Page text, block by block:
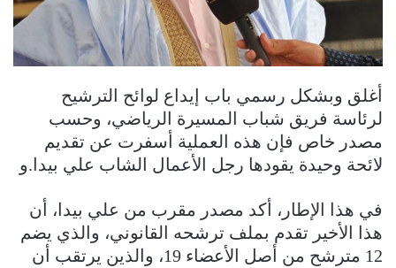
أغلق وبشكل رسمي باب إيداع لوائح الترشيح
لرئاسة فريق شباب المسيرة الرياضي، وحسب
مصدر خاص فإن هذه العملية أسفرت عن تقديم
لائحة وحيدة يقودها رجل الأعمال الشاب علي بيدا.و
في هذا الإطار، أكد مصدر مقرب من علي بيدا، أن
هذا الأخير تقدم بملف ترشحه القانوني، والذي يضم
12 مترشح من أصل الأعضاء 19، والذين يرتقب أن